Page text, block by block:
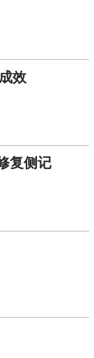
效
复侧记